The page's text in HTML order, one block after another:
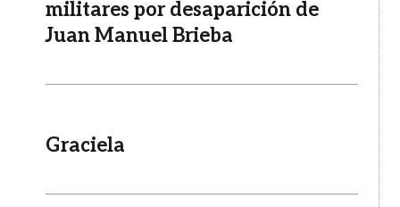
militares por desaparición de
Juan Manuel Brieba
Graciela